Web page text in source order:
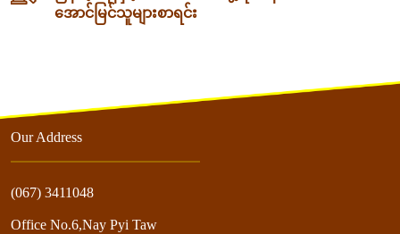
အောင်မြင်သူများစာရင်း
Our Address
(067) 3411048
Office No.6,Nay Pyi Taw